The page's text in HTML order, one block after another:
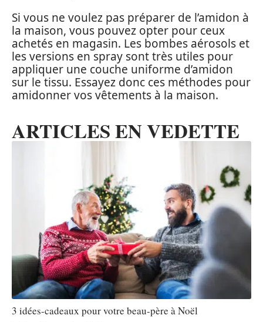
Si vous ne voulez pas préparer de l’amidon à
la maison, vous pouvez opter pour ceux
achetés en magasin. Les bombes aérosols et
les versions en spray sont très utiles pour
appliquer une couche uniforme d’amidon
sur le tissu. Essayez donc ces méthodes pour
amidonner vos vêtements à la maison.
ARTICLES EN VEDETTE
3 idées-cadeaux pour votre beau-père à Noël